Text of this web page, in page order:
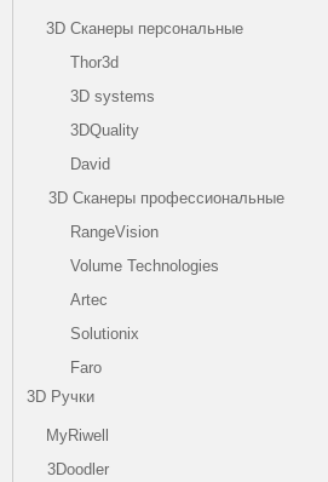
3D Сканеры персональные
Thor3d
3D systems
3DQuality
David
3D Сканеры профессиональные
RangeVision
Volume Technologies
Artec
Solutionix
Faro
3D Ручки
MyRiwell
3Doodler